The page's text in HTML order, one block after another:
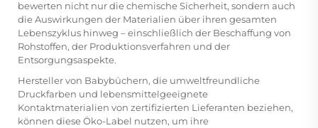
bewerten nicht nur die chemische Sicherheit, sondern auch
die Auswirkungen der Materialien über ihren gesamten
Lebenszyklus hinweg – einschließlich der Beschaffung von
Rohstoffen, der Produktionsverfahren und der
Entsorgungsaspekte.
Hersteller von Babybüchern, die umweltfreundliche
Druckfarben und lebensmittelgeeignete
Kontaktmaterialien von zertifizierten Lieferanten beziehen,
können diese Öko-Label nutzen, um ihre